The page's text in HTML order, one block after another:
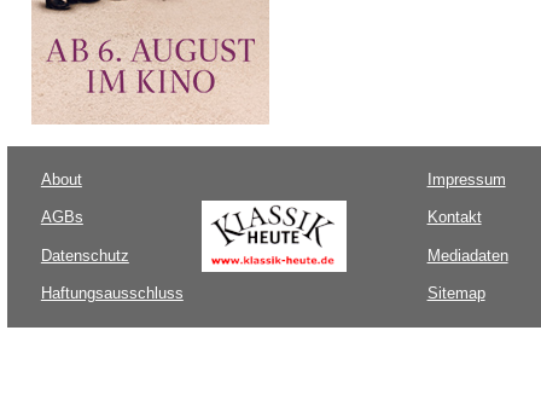
About
AGBs
Datenschutz
Haftungsausschluss
Impressum
Kontakt
Mediadaten
Sitemap